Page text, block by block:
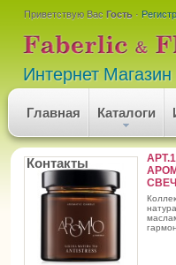
Приветствую Вас Гость ·
Интернет
Главная Каталоги
Контакты
коллекция ароматов aromio с